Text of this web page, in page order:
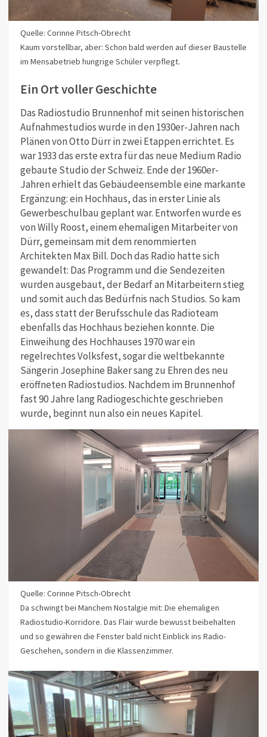
Quelle: Corinne Pitsch-Obrecht
Kaum vorstellbar, aber: Schon bald werden auf dieser Baustelle
im Mensabetrieb hungrige Schüler verpflegt.
Ein Ort voller Geschichte
Das Radiostudio Brunnenhof mit seinen historischen
Aufnahmestudios wurde in den 1930er-Jahren nach
Plänen von Otto Dürr in zwei Etappen errichtet. Es
war 1933 das erste extra für das neue Medium Radio
gebaute Studio der Schweiz. Ende der 1960er-
Jahren erhielt das Gebäudeensemble eine markante
Ergänzung: ein Hochhaus, das in erster Linie als
Gewerbeschulbau geplant war. Entworfen wurde es
von Willy Roost, einem ehemaligen Mitarbeiter von
Dürr, gemeinsam mit dem renommierten
Architekten Max Bill. Doch das Radio hatte sich
gewandelt: Das Programm und die Sendezeiten
wurden ausgebaut, der Bedarf an Mitarbeitern stieg
und somit auch das Bedürfnis nach Studios. So kam
es, dass statt der Berufsschule das Radioteam
ebenfalls das Hochhaus beziehen konnte. Die
Einweihung des Hochhauses 1970 war ein
regelrechtes Volksfest, sogar die weltbekannte
Sängerin Josephine Baker sang zu Ehren des neu
eröffneten Radiostudios. Nachdem im Brunnenhof
fast 90 Jahre lang Radiogeschichte geschrieben
wurde, beginnt nun also ein neues Kapitel.
Quelle: Corinne Pitsch-Obrecht
Da schwingt bei Manchem Nostalgie mit: Die ehemaligen
Radiostudio-Korridore. Das Flair wurde bewusst beibehalten
und so gewähren die Fenster bald nicht Einblick ins Radio-
Geschehen, sondern in die Klassenzimmer.